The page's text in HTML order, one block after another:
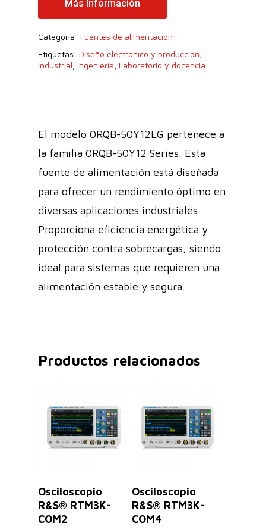
Más Información
Categoría: Fuentes de alimentación
Etiquetas: Diseño electrónico y producción
Industrial Ingeniería Laboratorio y docencia
El modelo 0RQB-50Y12LG pertenece a
la familia 0RQB-50Y12 Series. Esta
fuente de alimentación está diseñada
para ofrecer un rendimiento óptimo en
diversas aplicaciones industriales.
Proporciona eficiencia energética y
protección contra sobrecargas, siendo
ideal para sistemas que requieren una
alimentación estable y segura.
Productos relacionados
Leer Más
Osciloscopio
R&S® RTM3K-
COM2
Leer Más
Osciloscopio
R&S® RTM3K-
COM4